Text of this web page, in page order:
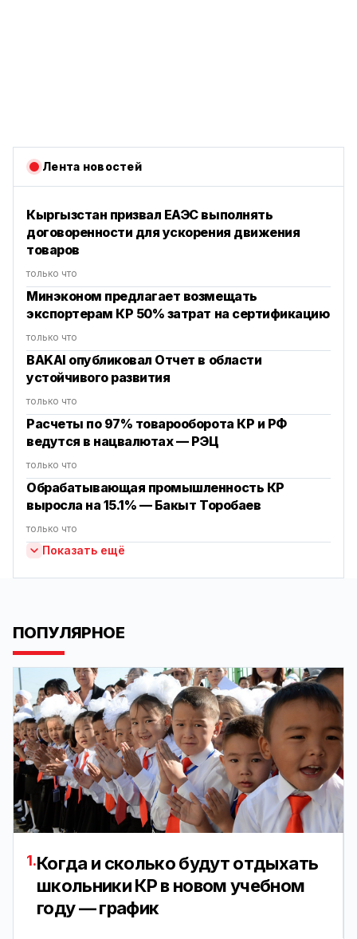
Лента новостей
Кыргызстан призвал ЕАЭС выполнять
договоренности для ускорения движения
товаров
только что
Минэконом предлагает возмещать
экспортерам КР 50% затрат на сертификацию
только что
BAKAI опубликовал Отчет в области
устойчивого развития
только что
Расчеты по 97% товарооборота КР и РФ
ведутся в нацвалютах — РЭЦ
только что
‎Обрабатывающая промышленность КР
выросла на 15.1% — Бакыт Торобаев
только что
Показать ещё
ПОПУЛЯРНОЕ
1.Когда и сколько будут отдыхать
школьники КР в новом учебном
году — график